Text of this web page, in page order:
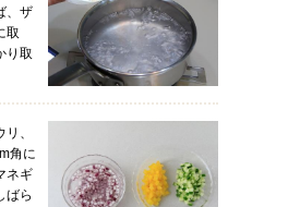
、ザ
取
り取
、
角に
ネギ
ばら